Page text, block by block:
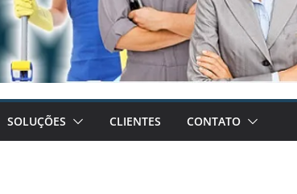
SOLUÇÕES CLIENTES CONTATO